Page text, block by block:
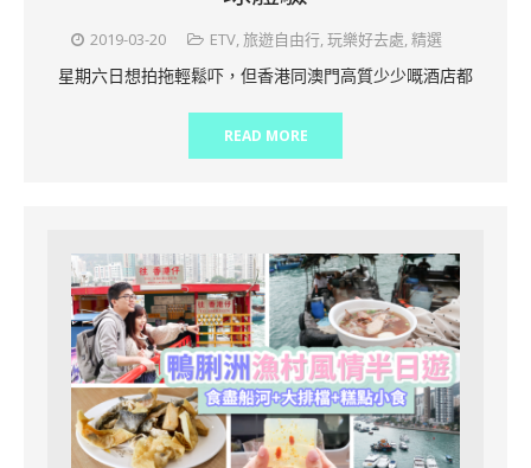
2019-03-20 ETV,旅遊自由行,玩樂好去處,精選
星期六日想拍拖輕鬆吓，但香港同澳門高質少少嘅酒店都
READ MORE